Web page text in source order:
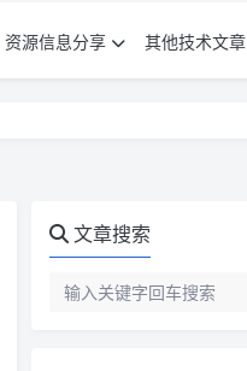
资源信息分享 其他技术文章
文章搜索